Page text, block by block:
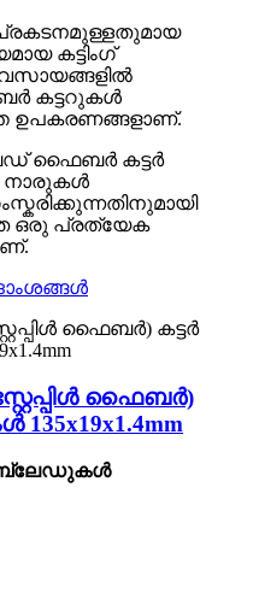
കട്ടിംഗ്
കട്ടറുകൾ
ഉപകരണങ്ങളാണ്.
ഫൈബർ കട്ടർ
നാരുകൾ
ഒരു പ്രത്യേക
ഫൈബർ)
ബ്ലേഡുകൾ